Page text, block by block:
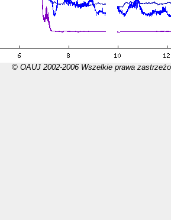
© OAUJ 2002-2006 Wszelkie prawa